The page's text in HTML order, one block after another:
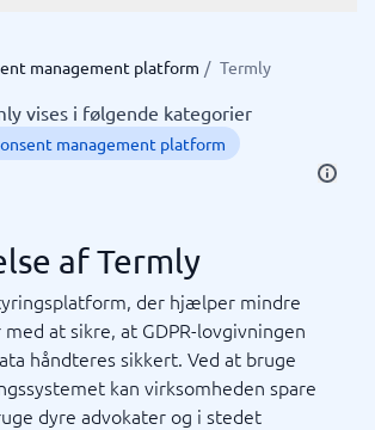
management platform / Termly
vises i følgende kategorier
management platform
af Termly
der hjælper mindre
at sikre, at GDPR-lovgivningen
håndteres sikkert. Ved at bruge
kan virksomheden spare
dyre advokater og i stedet